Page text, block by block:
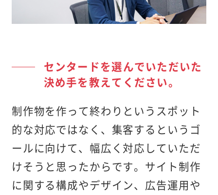
センタードを選んでいただいた
決め手を教えてください。
制作物を作って終わりというスポット
的な対応ではなく、集客するというゴ
ールに向けて、幅広く対応していただ
けそうと思ったからです。サイト制作
に関する構成やデザイン、広告運用や